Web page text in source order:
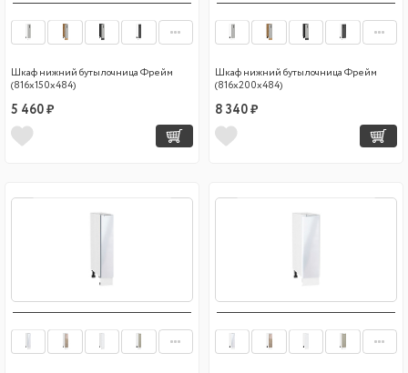
Шкаф нижний бутылочница Фрейм
(816х150х484)
5 460 ₽
Шкаф нижний бутылочница Фрейм
(816х200х484)
8 340 ₽